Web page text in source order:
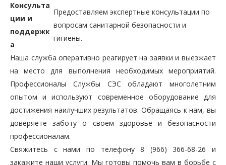
Консульта
ции и
поддержк
а
Предоставляем экспертные консультации по
вопросам санитарной безопасности и
гигиены.
Наша служба оперативно реагирует на заявки и выезжает
на место для выполнения необходимых мероприятий.
Профессионалы Службы СЭС обладают многолетним
опытом и используют современное оборудование для
достижения наилучших результатов. Обращаясь к нам, вы
доверяете заботу о своём здоровье и безопасности
профессионалам.
Свяжитесь с нами по телефону 8 (966) 366-68-26 и
закажите наши услуги. Мы готовы помочь вам в борьбе с